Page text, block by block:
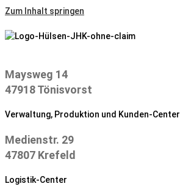
Zum Inhalt springen
Maysweg 14
47918 Tönisvorst
Verwaltung, Produktion und Kunden-Center
Medienstr. 29
47807 Krefeld
Logistik-Center